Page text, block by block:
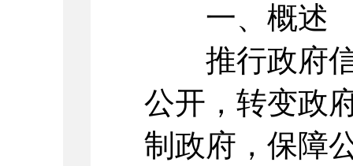
一、概述
推行政府信
公开，转变政
制政府，保障